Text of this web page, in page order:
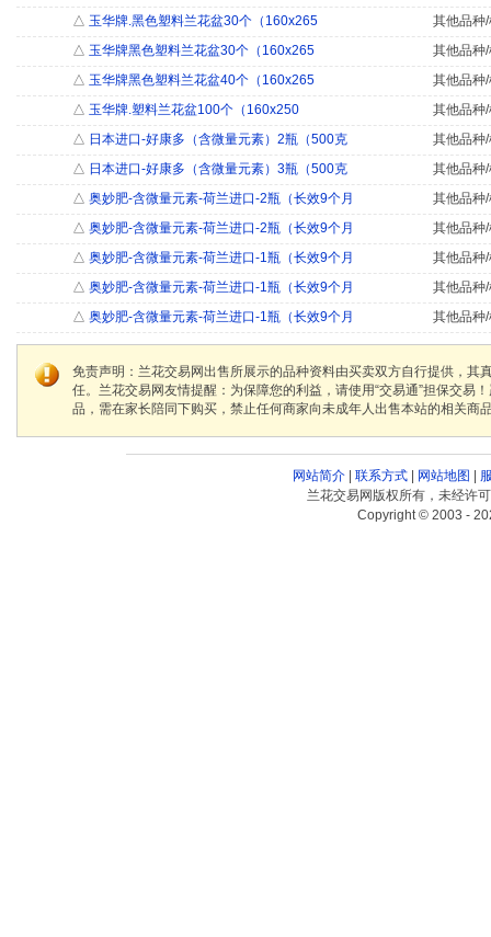
△ 玉华牌.黑色塑料兰花盆30个（160x265
其他品种
△ 玉华牌黑色塑料兰花盆30个（160x265
其他品种
△ 玉华牌黑色塑料兰花盆40个（160x265
其他品种
△ 玉华牌.塑料兰花盆100个（160x250
其他品种
△ 日本进口-好康多（含微量元素）2瓶（500克
其他品种
△ 日本进口-好康多（含微量元素）3瓶（500克
其他品种
△ 奥妙肥-含微量元素-荷兰进口-2瓶（长效9个月
其他品种
△ 奥妙肥-含微量元素-荷兰进口-2瓶（长效9个月
其他品种
△ 奥妙肥-含微量元素-荷兰进口-1瓶（长效9个月
其他品种
△ 奥妙肥-含微量元素-荷兰进口-1瓶（长效9个月
其他品种
△ 奥妙肥-含微量元素-荷兰进口-1瓶（长效9个月 其他品种
免责声明：兰花交易网出售所展示的品种资料由买卖双方自行提供，
任。兰花交易网友情提醒：为保障您的利益，请使用“交易通”担保交
品，需在家长陪同下购买，禁止任何商家向未成年人出售本站的相关商
网站简介| 联系方式| 网站地图
兰花交易网版权所有，未经许
Copyright © 2003 -